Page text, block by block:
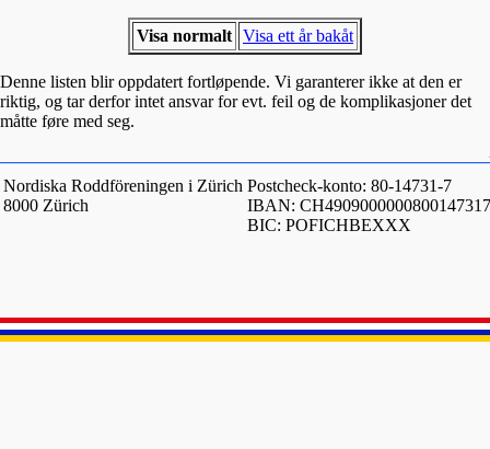
Visa normalt Visa ett år bakåt
Denne listen blir oppdatert fortløpende. Vi garanterer ikke at den er
riktig, og tar derfor intet ansvar for evt. feil og de komplikasjoner det
måtte føre med seg.
Nordiska Roddföreningen i Zürich
8000 Zürich
Postcheck-konto: 80-14731-7
IBAN: CH4909000000800147317
BIC: POFICHBEXXX